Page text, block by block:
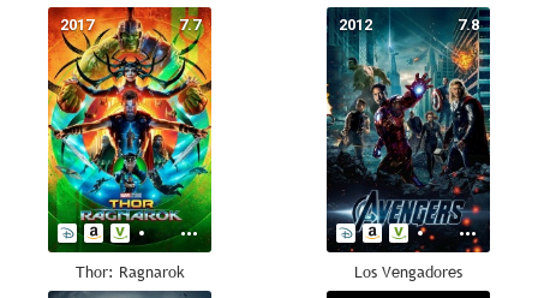
7.7
2017
Thor: Ragnarok
7.8
2012
Los Vengadores